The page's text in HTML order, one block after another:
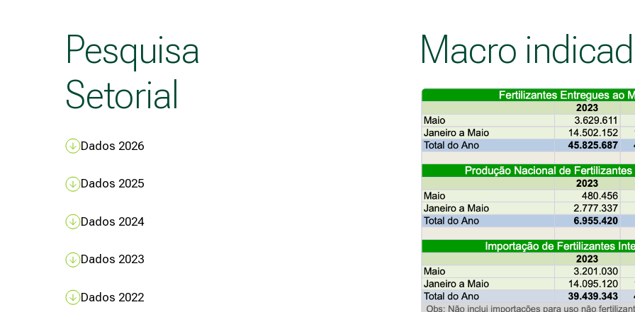
Pesquisa
Setorial
Dados 2026
Dados 2025
Dados 2024
Dados 2023
Dados 2022
Macro